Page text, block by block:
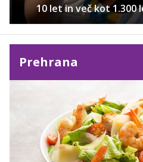
10 let in več kot 1.300
Prehrana